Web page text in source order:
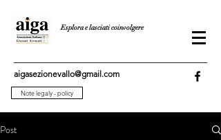
Esplora e lasciati coinvolgere
aigasezionevallo@gmail.com
Note legaly - policy
Post